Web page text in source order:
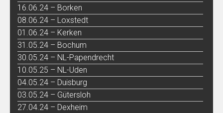
16.06.24 – Borken
08.06.24 – Loxstedt
01.06.24 – Kerken
31.05.24 – Bochum
30.05.24 – NL-Papendrecht
10.05.25 – NL-Uden
04.05.24 – Duisburg
03.05.24 – Gütersloh
27.04.24 – Dexheim